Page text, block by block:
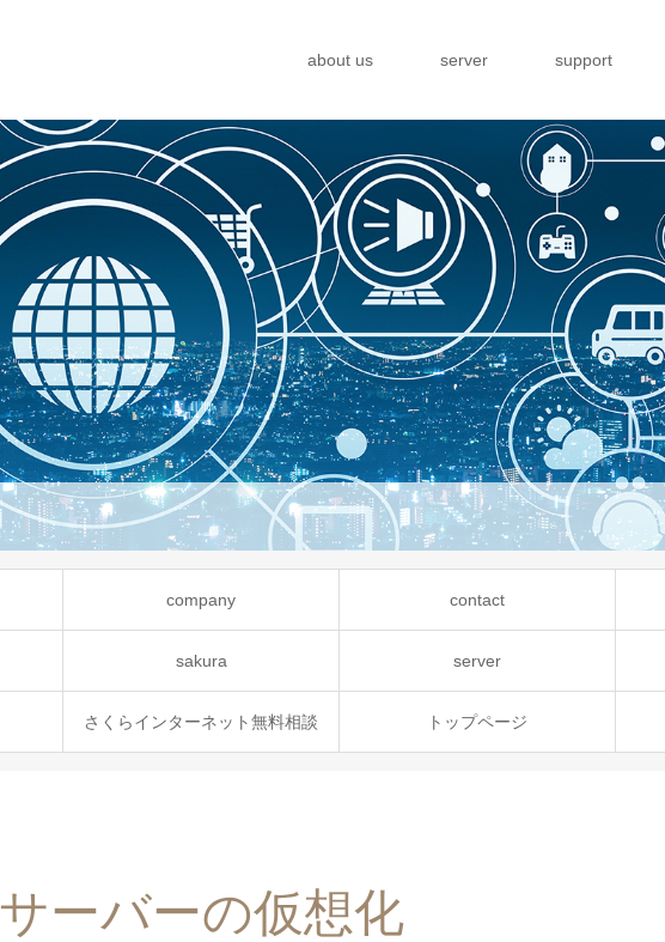
about us server support
company contact
sakura server
さくらインターネット無料相談 トップページ
サーバーの仮想化